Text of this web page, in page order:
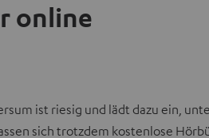
online
ist riesig und lädt dazu ein,
sich trotzdem kostenlose